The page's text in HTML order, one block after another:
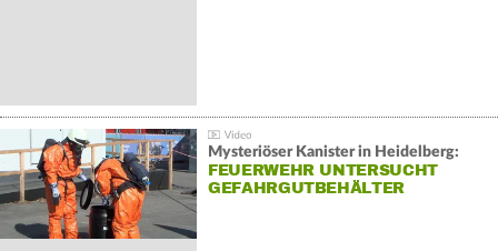
Mysteriöser Kanister in Heidelberg:
FEUERWEHR UNTERSUCHT
GEFAHRGUTBEHÄLTER